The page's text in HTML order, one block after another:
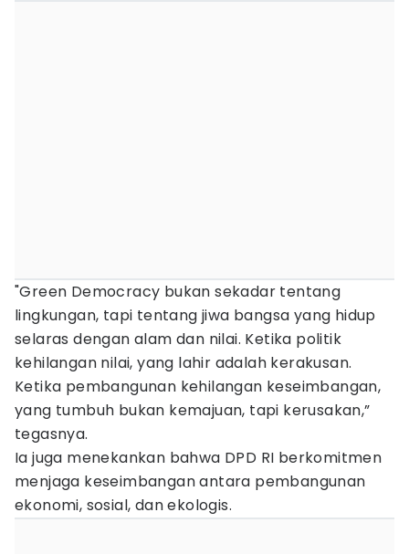
"Green Democracy bukan sekadar tentang
lingkungan, tapi tentang jiwa bangsa yang hidup
selaras dengan alam dan nilai. Ketika politik
kehilangan nilai, yang lahir adalah kerakusan.
Ketika pembangunan kehilangan keseimbangan,
yang tumbuh bukan kemajuan, tapi kerusakan,”
tegasnya.
Ia juga menekankan bahwa DPD RI berkomitmen
menjaga keseimbangan antara pembangunan
ekonomi, sosial, dan ekologis.